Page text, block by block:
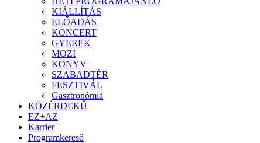
KIÁLLÍTÁS
ELŐADÁS
KONCERT
GYEREK
MOZI
KÖNYV
SZABADTÉR
FESZTIVÁL
Gasztronómia
KÖZÉRDEKŰ
EZ+AZ
Karrier
Programkereső